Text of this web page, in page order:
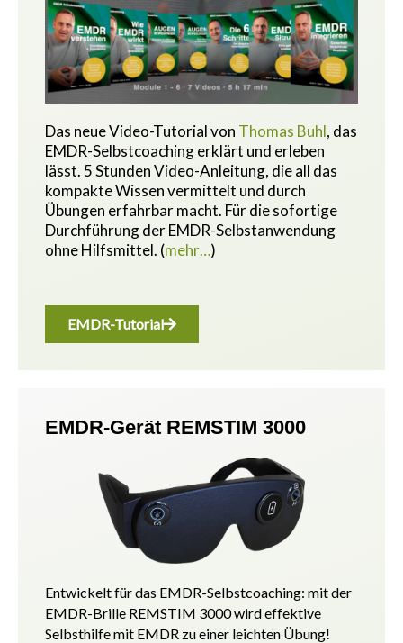
Das neue Video-Tutorial von Thomas Buhl, das
EMDR-Selbstcoaching erklärt und erleben
lässt. 5 Stunden Video-Anleitung, die all das
kompakte Wissen vermittelt und durch
Übungen erfahrbar macht. Für die sofortige
Durchführung der EMDR-Selbstanwendung
ohne Hilfsmittel. (mehr…)
EMDR-Tutorial
EMDR-Gerät REMSTIM 3000
Entwickelt für das EMDR-Selbstcoaching: mit der
EMDR-Brille REMSTIM 3000 wird effektive
Selbsthilfe mit EMDR zu einer leichten Übung!